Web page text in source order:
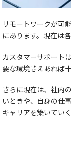
リモートワークが可
にあります。現在は
カスタマーサポート
要な環境さえあれば
さらに現在は、社内
いときや、自身の仕
キャリアを築いてい